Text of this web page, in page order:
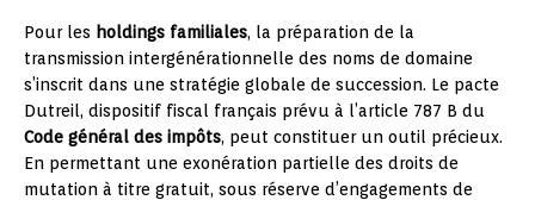
Pour les holdings familiales, la préparation de la
transmission intergénérationnelle des noms de domaine
s’inscrit dans une stratégie globale de succession. Le pacte
Dutreil, dispositif fiscal français prévu à l’article 787 B du
Code général des impôts, peut constituer un outil précieux.
En permettant une exonération partielle des droits de
mutation à titre gratuit, sous réserve d’engagements de